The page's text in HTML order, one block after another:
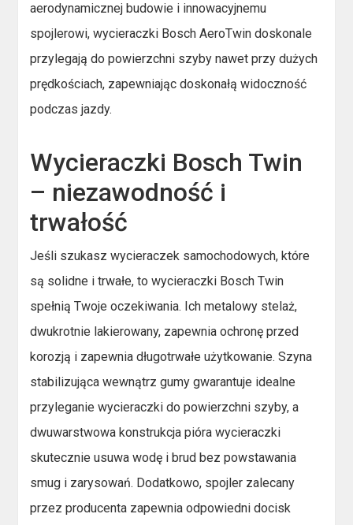
aerodynamicznej budowie i innowacyjnemu
spojlerowi, wycieraczki Bosch AeroTwin doskonale
przylegają do powierzchni szyby nawet przy dużych
prędkościach, zapewniając doskonałą widoczność
podczas jazdy.
Wycieraczki Bosch Twin
– niezawodność i
trwałość
Jeśli szukasz wycieraczek samochodowych, które
są solidne i trwałe, to wycieraczki Bosch Twin
spełnią Twoje oczekiwania. Ich metalowy stelaż,
dwukrotnie lakierowany, zapewnia ochronę przed
korozją i zapewnia długotrwałe użytkowanie. Szyna
stabilizująca wewnątrz gumy gwarantuje idealne
przyleganie wycieraczki do powierzchni szyby, a
dwuwarstwowa konstrukcja pióra wycieraczki
skutecznie usuwa wodę i brud bez powstawania
smug i zarysowań. Dodatkowo, spojler zalecany
przez producenta zapewnia odpowiedni docisk